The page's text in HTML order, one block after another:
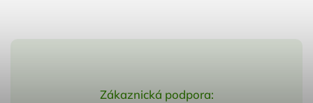
Zákaznická podpora: